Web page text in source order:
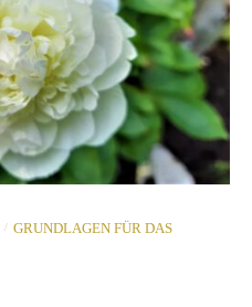
/ GRUNDLAGEN FÜR DAS